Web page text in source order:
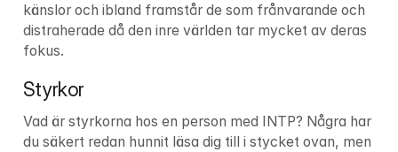
känslor och ibland framstår de som frånvarande och
distraherade då den inre världen tar mycket av deras
fokus.
Styrkor
Vad är styrkorna hos en person med INTP? Några har
du säkert redan hunnit läsa dig till i stycket ovan, men